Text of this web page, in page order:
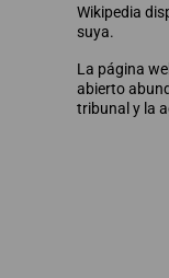
Wikipedia
suya.
La página
abierto
tribunal y la